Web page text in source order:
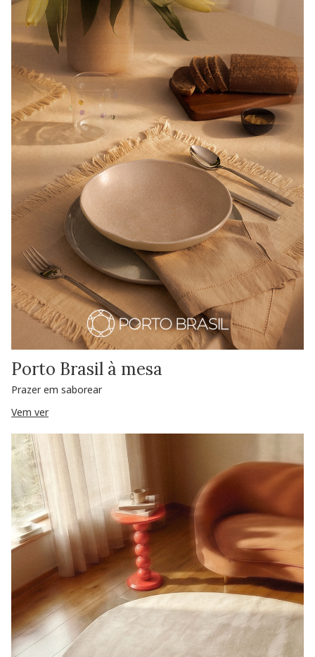
Porto Brasil à mesa
Prazer em saborear
Vem ver